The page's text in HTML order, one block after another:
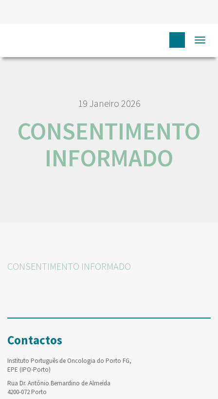
19 Janeiro 2026
CONSENTIMENTO
INFORMADO
CONSENTIMENTO INFORMADO
Contactos
Instituto Português de Oncologia do Porto FG,
EPE (IPO-Porto)
Rua Dr. António Bernardino de Almeida
4200-072 Porto